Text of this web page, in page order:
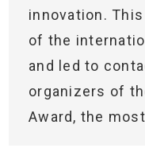
innovation.
of the
and led to
organizers of
Award, the